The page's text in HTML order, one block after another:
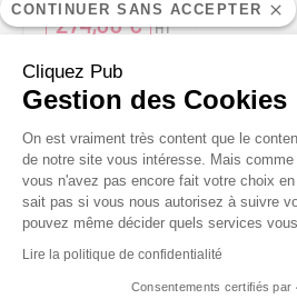
CONTINUER SANS ACCEPTER
Cliquez Pub
Gestion des Cookies
Plateforme de
On est vraiment très content que le
de notre site vous intéresse. Mais comme
vous n'avez pas encore fait votre choix
sait pas si vous nous autorisez à suivre
pouvez même décider quels services
Lire la politique de confidentialité
Consentements certifiés par
Axeptio
274,00€ HT
AJOUTER AU PANIER